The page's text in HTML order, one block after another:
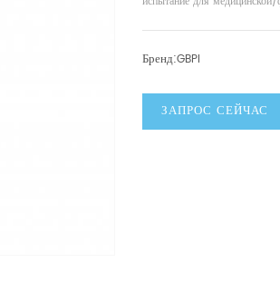
Бренд:GBPI
ЗАПРОС СЕЙЧАС